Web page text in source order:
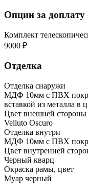
Опции за доплату
Комплект
9000 ₽
Отделка
Отделка снаружи
МДФ 10мм с ПВХ
вставкой из металла в
Цвет внешней стороны
Velluto Oscuro
Отделка внутри
МДФ 10мм с ПВХ
Цвет внутренней
Черный кварц
Окраска рамы, цвет
Муар черный